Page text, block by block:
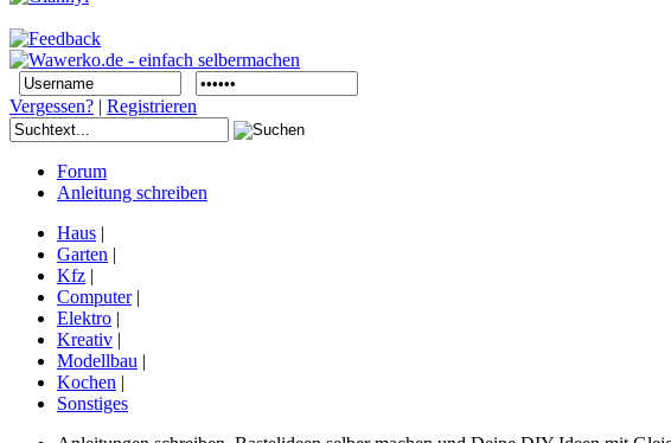
Vergessen? | Registrieren
Forum
Anleitung schreiben
Haus |
Garten |
Kfz |
Computer|
Elektro |
Kreativ |
Modellbau |
Kochen |
Sonstiges